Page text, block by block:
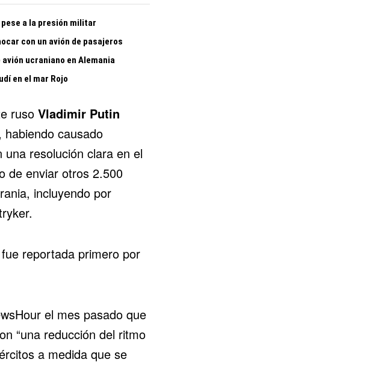
a la presión militar
con un avión de pasajeros
ucraniano en Alemania
en el mar Rojo
ruso Vladimir Putin
causado
resolución clara en el
de enviar otros 2.500
incluyendo por
reportada primero por
el mes pasado que
“una reducción del ritmo
a medida que se